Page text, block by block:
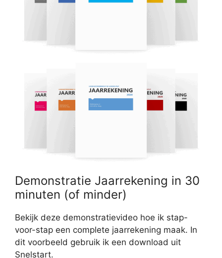
Demonstratie Jaarrekening in 30
minuten (of minder)
Bekijk deze demonstratievideo hoe ik stap-
voor-stap een complete jaarrekening maak. In
dit voorbeeld gebruik ik een download uit
Snelstart.